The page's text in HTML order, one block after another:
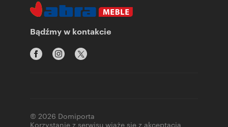
Bądźmy w kontakcie
© 2026 Domiporta
Korzystanie z serwisu wiąże się z akceptacją